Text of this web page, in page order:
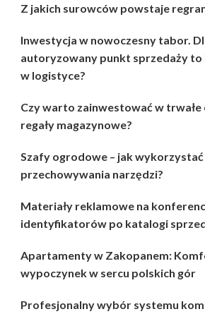
Z jakich surowców powstaje
Inwestycja w nowoczesny tabor.
autoryzowany punkt sprzedaży to
w logistyce?
Czy warto zainwestować w
regały magazynowe?
Szafy ogrodowe – jak wykorzystać
przechowywania narzędzi?
Materiały reklamowe na
identyfikatorów po katalogi
Apartamenty w Zakopanem:
wypoczynek w sercu polskich gór
Profesjonalny wybór systemu